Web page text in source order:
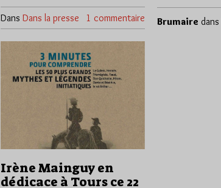
DansDans la presse 1 commentaire
Irène Mainguy en
dédicace à Tours ce 22
Brumaire dans